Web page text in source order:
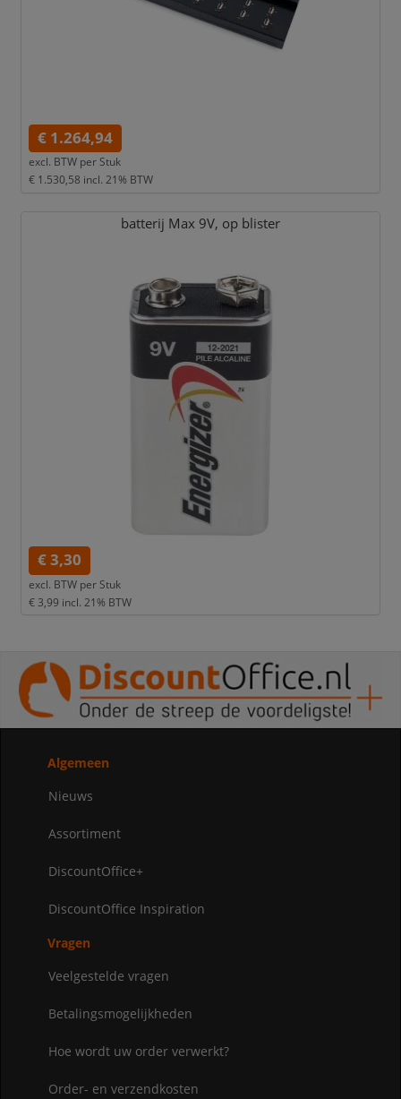
€ 1.264,94
excl. BTW per Stuk
€ 1.530,58 incl. 21% BTW
batterij Max 9V, op blister
€ 3,30
excl. BTW per Stuk
€ 3,99 incl. 21% BTW
Algemeen
Nieuws
Assortiment
DiscountOffice+
DiscountOffice Inspiration
Vragen
Veelgestelde vragen
Betalingsmogelijkheden
Hoe wordt uw order verwerkt?
Order- en verzendkosten